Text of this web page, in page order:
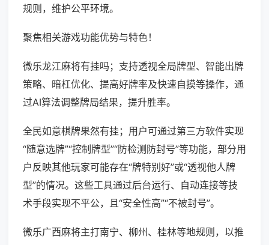
规则，维护公平环境。
聚焦相关游戏功能优势与特色！
微乐龙江麻将有挂吗；支持透视全局牌型、智能出牌
策略、暗杠优化、提高好牌率及快速自摸等操作，通
过AI算法调整牌局结果，提升胜率。
全民如意棋牌果然有挂；用户可通过第三方软件实现
“随意选牌”“控制牌型”“防检测防封号”等功能，部分用
户反映其他玩家可能存在“牌特别好”或“透视他人牌
型”的情况。这些工具通过后台运行、自动连接等技
术手段实现不平公，且“安全性高”“不被封号”。
微乐广西麻将主打南宁、柳州、桂林等地规则，以推